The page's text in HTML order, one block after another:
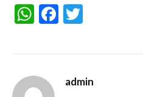
WhatsApp
Facebook
admin